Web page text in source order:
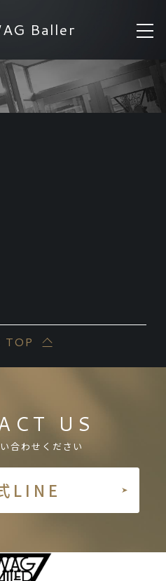
Baller
US
合わせください
LINE
TOP